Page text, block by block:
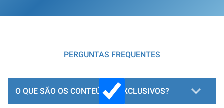
PERGUNTAS FREQUENTES
O QUE SÃO OS CONTEÚDOS EXCLUSIVOS?